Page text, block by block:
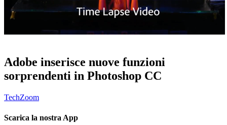
Adobe inserisce nuove funzioni
sorprendenti in Photoshop CC
TechZoom
Scarica la nostra App